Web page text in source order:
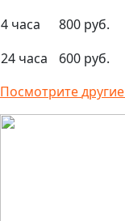
4 часа
800 руб.
24 часа
600 руб.
Посмотрите